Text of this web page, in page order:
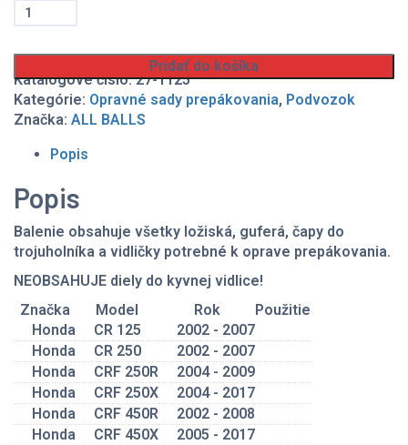
Opravná
sada
prepákovania
CR
125/250,
CRF
250R/450R,
250X/450X
Pridať do košíka
Katalógové číslo:27-1125
Kategórie: Opravné sady prepákovania, Podvozok
Značka: ALL BALLS
Popis
Popis
Balenie obsahuje všetky ložiská, guferá, čapy do
trojuholníka a vidličky potrebné k oprave prepákovania.
NEOBSAHUJE diely do kyvnej vidlice!
Značka
Model Rok Použitie
Honda CR 125
2002 - 2007
Honda
CR 250
2002 - 2007
Honda
CRF 250R
2004 - 2009
Honda
CRF 250X
2004 - 2017
Honda
CRF 450R
2002 - 2008
Honda
CRF 450X 2005 - 2017